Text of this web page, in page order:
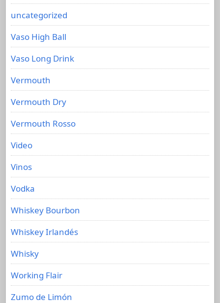
uncategorized
Vaso High Ball
Vaso Long Drink
Vermouth
Vermouth Dry
Vermouth Rosso
Video
Vinos
Vodka
Whiskey Bourbon
Whiskey Irlandés
Whisky
Working Flair
Zumo de Limón